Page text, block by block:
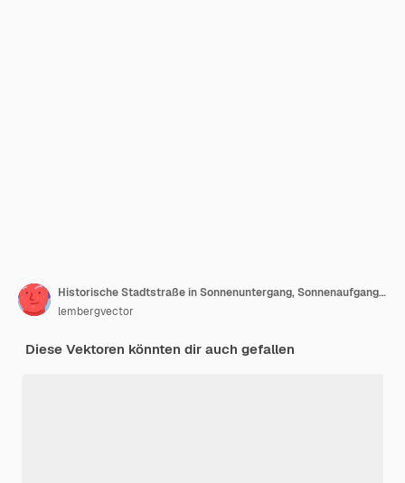
Historische Stadtstraße in Sonnenuntergang, Sonnenaufgang und sonnigem Tag. Stadtgebiet der Altstadt mit Straßenbahn. Karikatur
lembergvector
Diese Vektoren könnten dir auch gefallen